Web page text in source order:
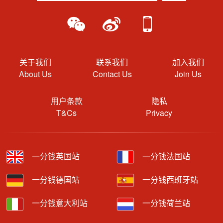
关于我们
About Us
联系我们
Contact Us
加入我们
Join Us
用户条款
T&Cs
隐私
Privacy
一分钱英国站 一分钱法国站
一分钱德国站 一分钱西班牙站
一分钱意大利站 一分钱荷兰站